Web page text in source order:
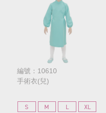
編號：10610
手術衣(兒)
S M L
XL